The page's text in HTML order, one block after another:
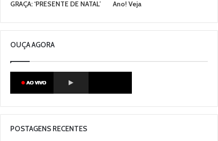
GRAÇA: ‘PRESENTE DE NATAL’ Ano! Veja
OUÇA AGORA
POSTAGENS RECENTES